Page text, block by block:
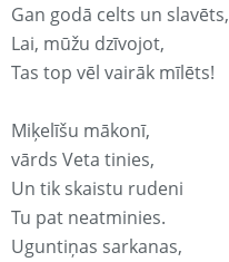
Gan godā celts un slavēts,
Lai, mūžu dzīvojot,
Tas top vēl vairāk mīlēts!
Miķelīšu mākonī,
vārds Veta tinies,
Un tik skaistu rudeni
Tu pat neatminies.
Uguntiņas sarkanas,